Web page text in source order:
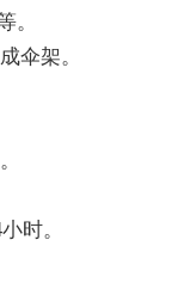
。
伞架。
时。